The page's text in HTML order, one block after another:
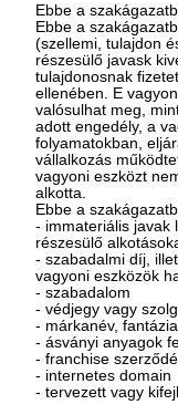
Ebbe a
Ebbe a
(szellemi, tulajdon
részesülő javask
tulajdonosnak
ellenében. E
valósulhat meg,
adott engedély, a
folyamatokban,
vállalkozás
vagyoni eszközt
alkotta.
Ebbe a
- immateriális javak
részesülő
- szabadalmi díj,
vagyoni eszközök
- szabadalom
- védjegy vagy
- márkanév,
- ásványi anyagok
- franchise
- internetes domain
- tervezett vagy